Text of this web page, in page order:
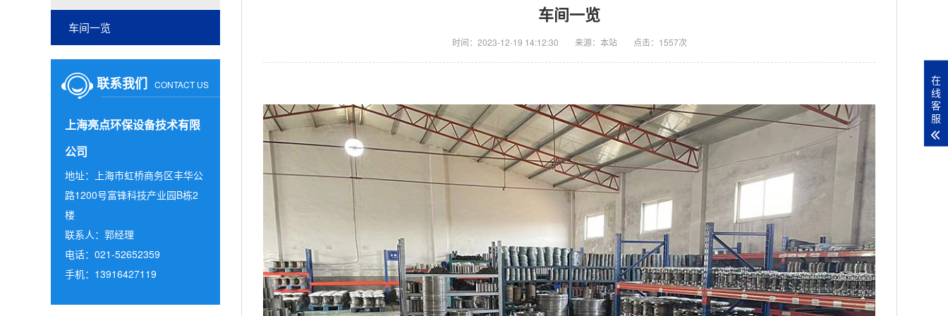
车间一览
联系我们 CONTACT US
上海亮点环保设备技术有限
公司
地址：上海市虹桥商务区丰华公
路1200号富锋科技产业园B栋2
楼
联系人：郭经理
电话：021-52652359
手机：13916427119
车间一览
时间：2023-12-19 14:12:30 来源：本站 点击：1557次
在
线
客
服